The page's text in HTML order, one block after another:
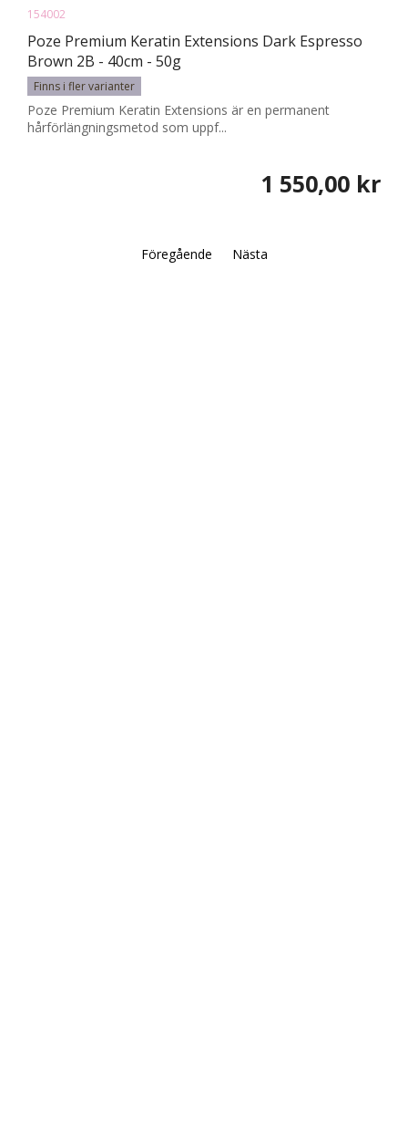
154002
Poze Premium Keratin Extensions Dark Espresso
Brown 2B - 40cm - 50g
Finns i fler varianter
Poze Premium Keratin Extensions är en permanent
hårförlängningsmetod som uppf...
1 550,00 kr
Föregående Nästa